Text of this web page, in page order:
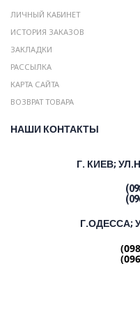
ЛИЧНЫЙ КАБИНЕТ
ИСТОРИЯ ЗАКАЗОВ
ЗАКЛАДКИ
РАССЫЛКА
КАРТА САЙТА
ВОЗВРАТ ТОВАРА
НАШИ КОНТАКТЫ
Г. КИЕВ;
Г.ОДЕССА;